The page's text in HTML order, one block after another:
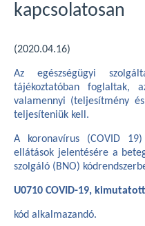
kapcsolatosan
(2020.04.16)
Az egészségügyi
tájékoztatóban foglaltak,
valamennyi (teljesítmény
teljesíteniük kell.
A koronavírus (COVID
ellátások jelentésére a
szolgáló (BNO)
U0710 COVID-19,
kód alkalmazandó.